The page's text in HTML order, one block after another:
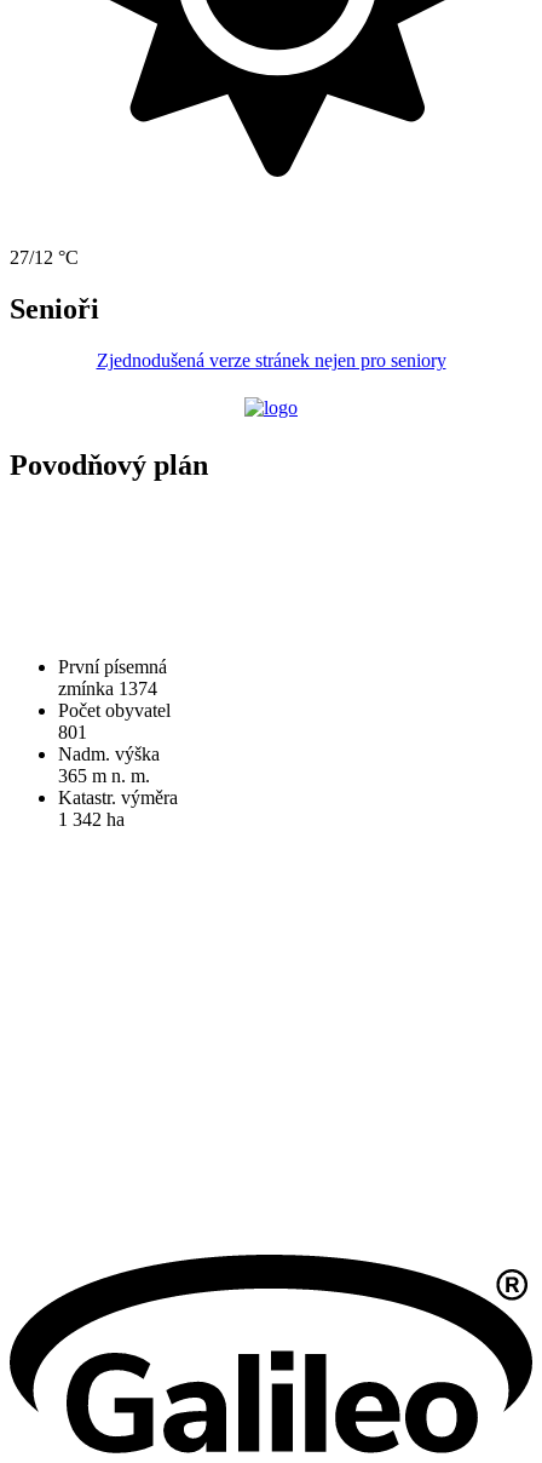
27/12 °C
Senioři
Zjednodušená verze stránek nejen pro seniory
Povodňový plán
První písemná
zmínka 1374
Počet obyvatel
801
Nadm. výška
365 m n. m.
Katastr. výměra
1 342 ha